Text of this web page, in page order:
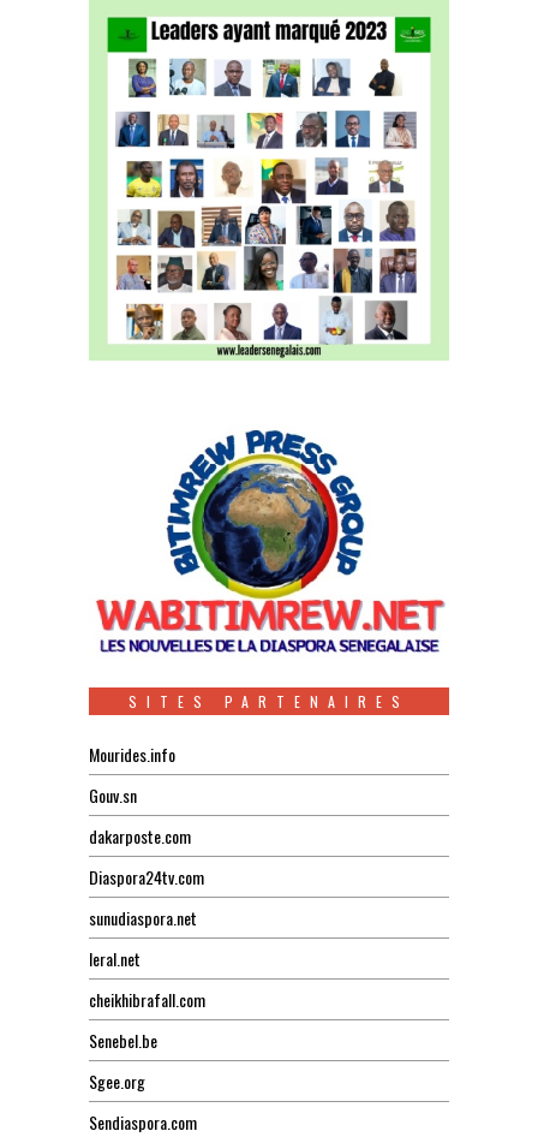
SITES PARTENAIRES
Mourides.info
Gouv.sn
dakarposte.com
Diaspora24tv.com
sunudiaspora.net
leral.net
cheikhibrafall.com
Senebel.be
Sgee.org
Sendiaspora.com